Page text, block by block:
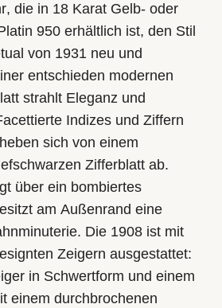
die in 18 Karat Gelb- oder
950 erhältlich ist, den Stil
von 1931 neu und
entschieden modernen
strahlt Eleganz und
Indizes und Ziffern
sich von einem
Zifferblatt ab.
über ein bombiertes
am Außenrand eine
Die 1908 ist mit
Zeigern ausgestattet:
in Schwertform und einem
einem durchbrochenen